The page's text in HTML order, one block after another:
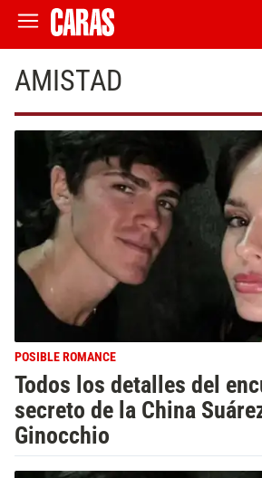
AMISTAD
POSIBLE ROMANCE
Todos los detalles del
secreto de la China
Ginocchio